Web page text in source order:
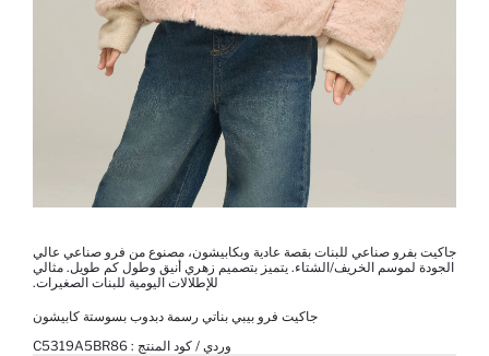
جاكيت بفرو صناعي للبنات بقصة عادية وبكابيشون، مصنوع من فرو صناعي عالي
الجودة لموسم الخريف/الشتاء. يتميز بتصميم زهري أنيق وطول كم طويل. مثالي
للإطلالات اليومية للبنات الصغيرات.
جاكيت فرو بيبي بناتي رسمة دبدوب بسوستة كابيشون
وردي / كود المنتج : C5319A5BR86